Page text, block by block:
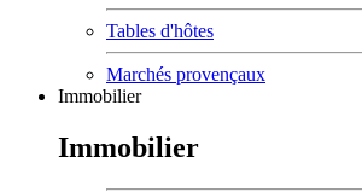
Tables d'hôtes
Marchés provençaux
Immobilier
Immobilier